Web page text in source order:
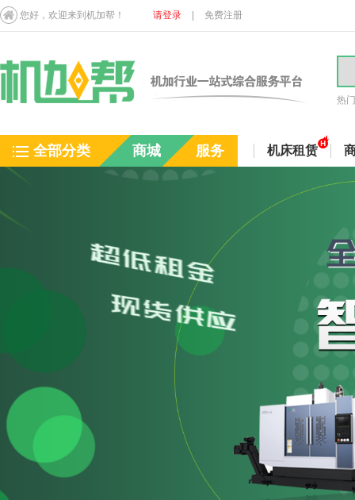
您好，欢迎来到机加帮！ 请登录 免费注册
热
全部分类 商城 服务 机床租赁